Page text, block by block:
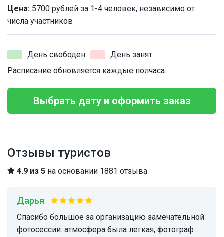
Цена: 5700 рублей за 1-4 человек, независимо от
числа участников
День свободен
День занят
Расписание обновляется каждые полчаса.
Выбрать дату и оформить заказ
Отзывы туристов
4.9 из 5 на основании 1881 отзыва
Дарья
Спасибо большое за организацию замечательной
фотосессии: атмосфера была легкая, фотограф